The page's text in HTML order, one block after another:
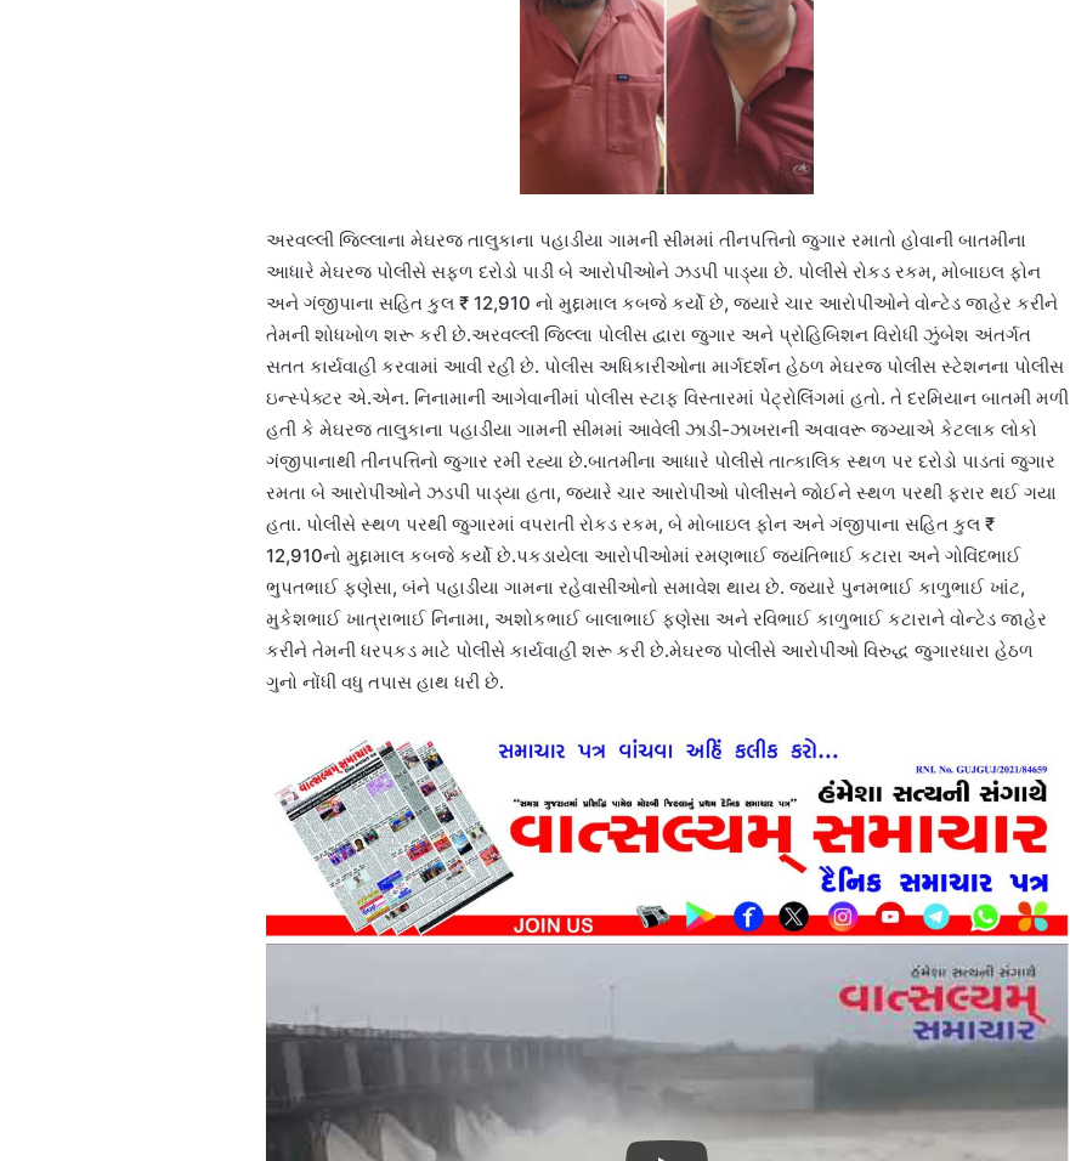
અરવલ્લી જિલ્લાના મેઘરજ તાલુકાના પહાડીયા ગામની સીમમાં તીનપત્તિનો જુગાર રમાતો હોવાની બાતમીના
આધારે મેઘરજ પોલીસે સફળ દરોડો પાડી બે આરોપીઓને ઝડપી પાડ્યા છે. પોલીસે રોકડ રકમ, મોબાઇલ ફોન
અને ગંજીપાના સહિત કુલ ₹ 12,910 નો મુદ્દામાલ કબજે કર્યો છે, જ્યારે ચાર આરોપીઓને વોન્ટેડ જાહેર કરીને
તેમની શોધખોળ શરૂ કરી છે.અરવલ્લી જિલ્લા પોલીસ દ્વારા જુગાર અને પ્રોહિબિશન વિરોધી ઝુંબેશ અંતર્ગત
સતત કાર્યવાહી કરવામાં આવી રહી છે. પોલીસ અધિકારીઓના માર્ગદર્શન હેઠળ મેઘરજ પોલીસ સ્ટેશનના પોલીસ
ઇન્સ્પેક્ટર એ.એન. નિનામાની આગેવાનીમાં પોલીસ સ્ટાફ વિસ્તારમાં પેટ્રોલિંગમાં હતો. તે દરમિયાન બાતમી મળી
હતી કે મેઘરજ તાલુકાના પહાડીયા ગામની સીમમાં આવેલી ઝાડી-ઝાખરાની અવાવરૂ જગ્યાએ કેટલાક લોકો
ગંજીપાનાથી તીનપત્તિનો જુગાર રમી રહ્યા છે.બાતમીના આધારે પોલીસે તાત્કાલિક સ્થળ પર દરોડો પાડતાં જુગાર
રમતા બે આરોપીઓને ઝડપી પાડ્યા હતા, જ્યારે ચાર આરોપીઓ પોલીસને જોઈને સ્થળ પરથી ફરાર થઈ ગયા
હતા. પોલીસે સ્થળ પરથી જુગારમાં વપરાતી રોકડ રકમ, બે મોબાઇલ ફોન અને ગંજીપાના સહિત કુલ ₹
12,910નો મુદ્દામાલ કબજે કર્યો છે.પકડાયેલા આરોપીઓમાં રમણભાઈ જયંતિભાઈ કટારા અને ગોવિંદભાઈ
ભુપતભાઈ ફણેસા, બંને પહાડીયા ગામના રહેવાસીઓનો સમાવેશ થાય છે. જ્યારે પુનમભાઈ કાળુભાઈ ખાંટ,
મુકેશભાઈ ખાત્રાભાઈ નિનામા, અશોકભાઈ બાલાભાઈ ફણેસા અને રવિભાઈ કાળુભાઈ કટારાને વોન્ટેડ જાહેર
કરીને તેમની ધરપકડ માટે પોલીસે કાર્યવાહી શરૂ કરી છે.મેઘરજ પોલીસે આરોપીઓ વિરુદ્ધ જુગારધારા હેઠળ
ગુનો નોંધી વધુ તપાસ હાથ ધરી છે.